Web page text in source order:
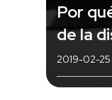
Por
de la
2019-02-25